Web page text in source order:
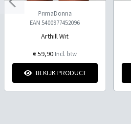
PrimaDonna
EAN 5400977452096
Arthill Wit
€ 59,90 Incl. btw
BEKIJK PRODUCT